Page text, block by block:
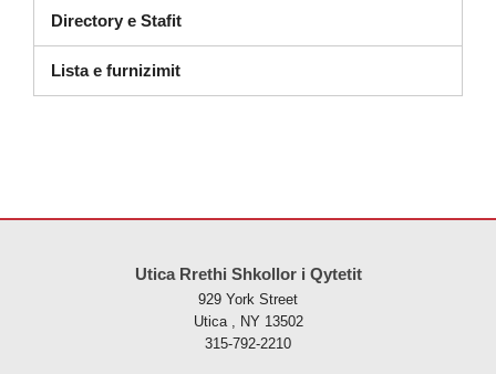
Directory e Stafit
Lista e furnizimit(hapet në dritaren e re)
Utica Rrethi Shkollor i Qytetit
929 York Street
Utica , NY 13502
315-792-2210